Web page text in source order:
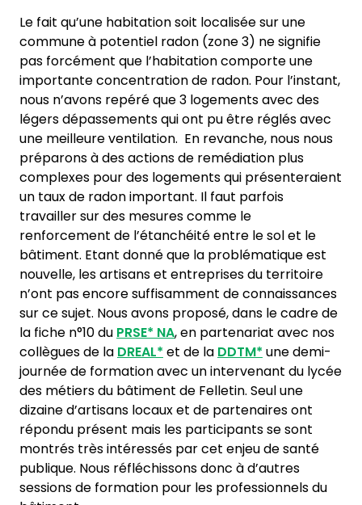
Le fait qu’une habitation soit localisée sur une
commune à potentiel radon (zone 3) ne signifie
pas forcément que l’habitation comporte une
importante concentration de radon. Pour l’instant,
nous n’avons repéré que 3 logements avec des
légers dépassements qui ont pu être réglés avec
une meilleure ventilation. En revanche, nous nous
préparons à des actions de remédiation plus
complexes pour des logements qui présenteraient
un taux de radon important. Il faut parfois
travailler sur des mesures comme le
renforcement de l’étanchéité entre le sol et le
bâtiment. Etant donné que la problématique est
nouvelle, les artisans et entreprises du territoire
n’ont pas encore suffisamment de connaissances
sur ce sujet. Nous avons proposé, dans le cadre de
la fiche n°10 du PRSE* NA, en partenariat avec nos
collègues de la DREAL* et de la DDTM* une demi-
journée de formation avec un intervenant du lycée
des métiers du bâtiment de Felletin. Seul une
dizaine d’artisans locaux et de partenaires ont
répondu présent mais les participants se sont
montrés très intéressés par cet enjeu de santé
publique. Nous réfléchissons donc à d’autres
sessions de formation pour les professionnels du